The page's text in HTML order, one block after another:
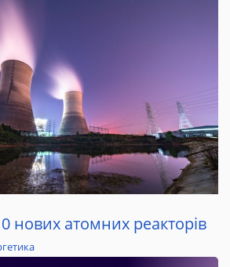
нових атомних реакторів